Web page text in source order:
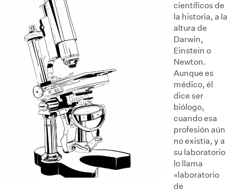
científicos de
la historia, a la
altura de
Darwin,
Einstein o
Newton.
Aunque es
médico, él
dice ser
biólogo,
cuando esa
profesión aún
no existía, y a
su laboratorio
lo llama
«laboratorio
de